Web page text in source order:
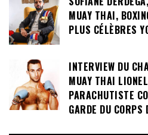
SOFIANE
MUAY THAI,
INTERVIEW DU
MUAY THAI
PARACHUTISTE